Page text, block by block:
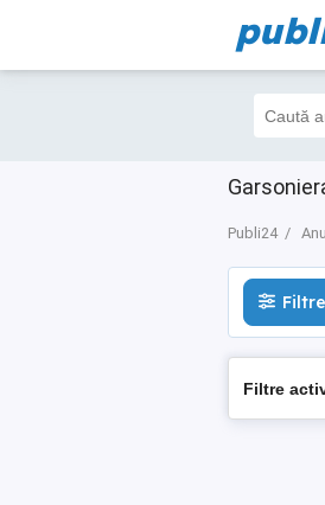
Publi24
Filtre
Filtre
Filtre